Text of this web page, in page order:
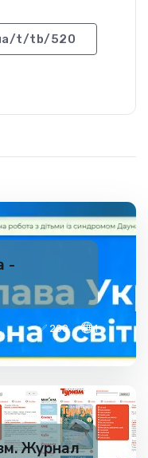
t/tb/520
-
✅ 200 1
Журнал